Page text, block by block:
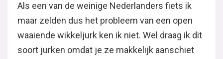
Als een van de weinige Nederlanders fiets ik
maar zelden dus het probleem van een open
waaiende wikkeljurk ken ik niet. Wel draag ik dit
soort jurken omdat je ze makkelijk aanschiet